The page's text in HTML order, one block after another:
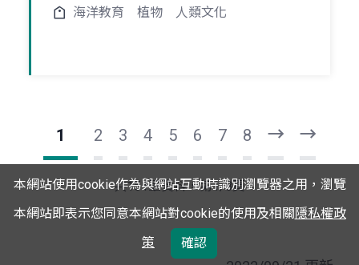
海洋教育 植物 人類文化
1 2 3 4 5 6 7 8
一
頁
後
一
共151筆資料，第1/8頁
本網站使用cookie作為與網站互動時識別瀏覽器之用，瀏覽
本網站即表示您同意本網站對cookie的使用及相關隱私權政
策
確認